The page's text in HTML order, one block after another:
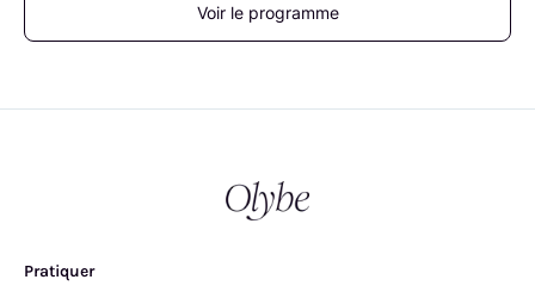
Voir le programme
Pratiquer